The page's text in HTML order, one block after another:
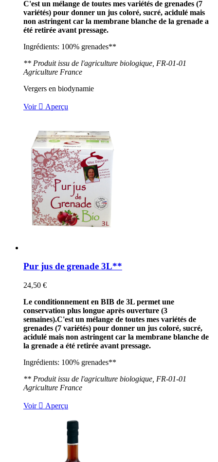
C'est un mélange de toutes mes variétés de grenades (7
variétés) pour donner un jus coloré, sucré, acidulé mais
non astringent car la membrane blanche de la grenade a
été retirée avant pressage.
Ingrédients: 100% grenades**
** Produit issu de l'agriculture biologique, FR-01-01
Agriculture France
Vergers en biodynamie
Voir  Aperçu
Pur jus de grenade 3L**
24,50 €
Le conditionnement en BIB de 3L permet une
conservation plus longue après ouverture (3
semaines).C'est un mélange de toutes mes variétés de
grenades (7 variétés) pour donner un jus coloré, sucré,
acidulé mais non astringent car la membrane blanche de
la grenade a été retirée avant pressage.
Ingrédients: 100% grenades**
** Produit issu de l'agriculture biologique, FR-01-01
Agriculture France
Voir  Aperçu